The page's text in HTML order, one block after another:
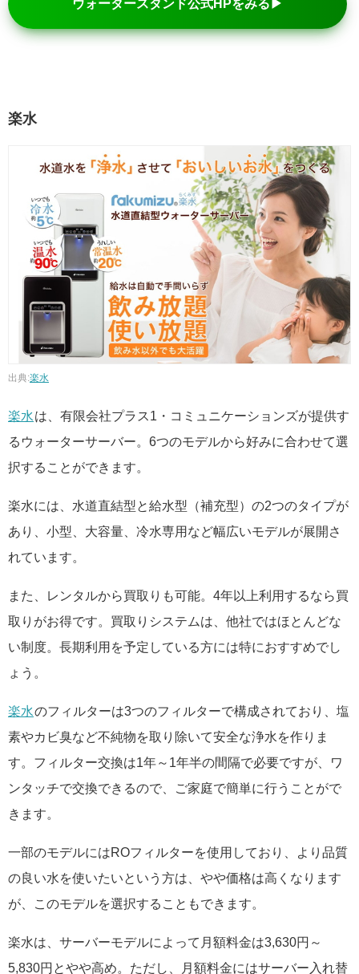
ウォータースタンド公式HPをみる▶
楽水
出典:楽水
楽水は、有限会社プラス1・コミュニケーションズが提供す
るウォーターサーバー。6つのモデルから好みに合わせて選
択することができます。
楽水には、水道直結型と給水型（補充型）の2つのタイプが
あり、小型、大容量、冷水専用など幅広いモデルが展開さ
れています。
また、レンタルから買取りも可能。4年以上利用するなら買
取りがお得です。買取りシステムは、他社ではほとんどな
い制度。長期利用を予定している方には特におすすめでし
ょう。
楽水のフィルターは3つのフィルターで構成されており、塩
素やカビ臭など不純物を取り除いて安全な浄水を作りま
す。フィルター交換は1年～1年半の間隔で必要ですが、ワ
ンタッチで交換できるので、ご家庭で簡単に行うことがで
きます。
一部のモデルにはROフィルターを使用しており、より品質
の良い水を使いたいという方は、やや価格は高くなります
が、このモデルを選択することもできます。
楽水は、サーバーモデルによって月額料金は3,630円～
5,830円とやや高め。ただし、月額料金にはサーバー入れ替